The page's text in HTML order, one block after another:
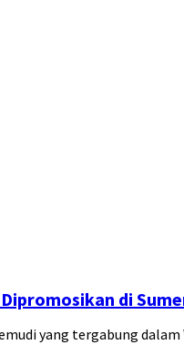
di
yang tergabung